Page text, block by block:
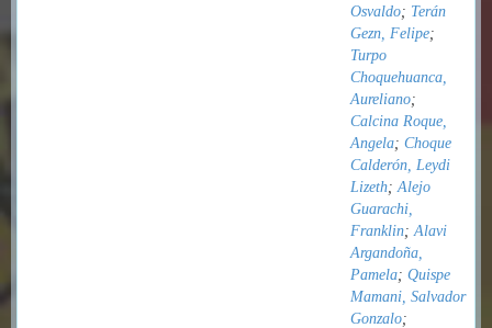
Osvaldo; Terán
Gezn, Felipe;
Turpo
Choquehuanca,
Aureliano;
Calcina Roque,
Angela; Choque
Calderón, Leydi
Lizeth;Alejo
Guarachi,
Franklin;Alavi
Argandoña,
Pamela; Quispe
Mamani, Salvador
Gonzalo;